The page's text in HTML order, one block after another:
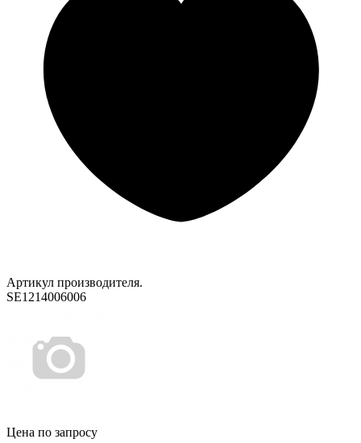
Артикул производителя.
SE1214006006
Цена по запросу